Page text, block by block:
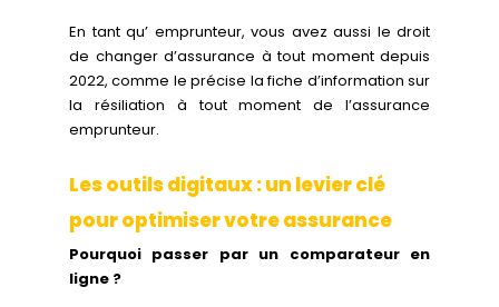
En tant qu’ emprunteur, vous avez aussi le droit
de changer d’assurance à tout moment depuis
2022, comme le précise la fiche d’information sur
la résiliation à tout moment de l’assurance
emprunteur.
Les outils digitaux : un levier clé
pour optimiser votre assurance
Pourquoi passer par un comparateur en
ligne ?